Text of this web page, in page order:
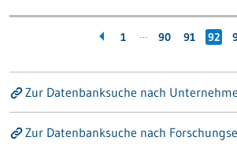
1 … 90 91 92
Zur Datenbanksuche nach
Zur Datenbanksuche nach